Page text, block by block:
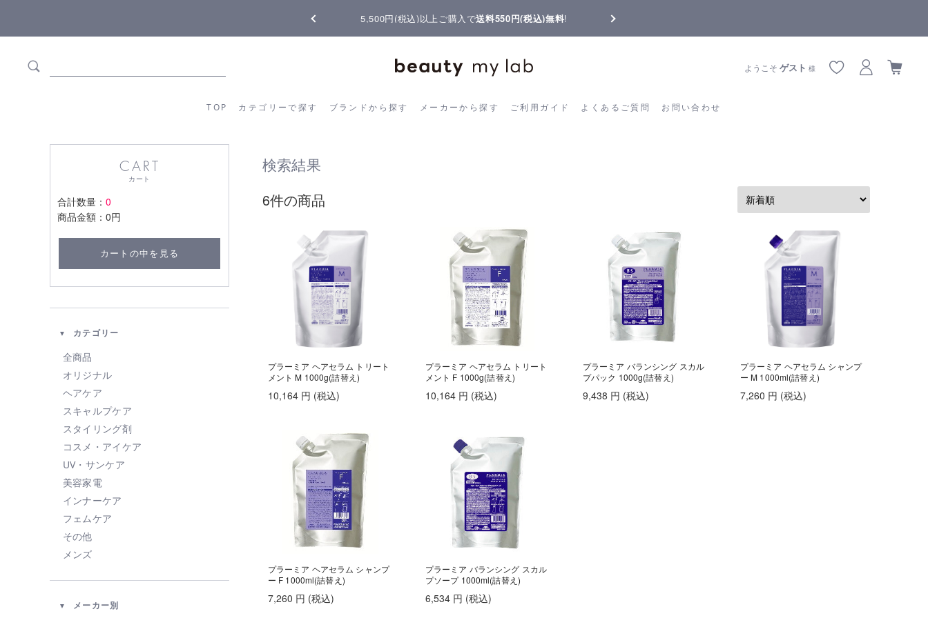
【重要】熊本地震の影響によりお届けに遅延が生じております
TOP カテゴリーで探す ブランドから探す メーカーから探す ご利用ガイド よくあるご質問 お問い合わせ
ようこそゲスト 様
カテゴリーから探す ブランドから探す メーカーから探す ご利用ガイド よくあるご質問
CART
カート
合計数量： 0
商品金額： 0円
カートの中を見る
カテゴリー
全商品
オリジナル
ヘアケア
スキャルプケア
スタイリング剤
コスメ・アイケア
UV・サンケア
美容家電
インナーケア
フェムケア
その他
メンズ
メーカー別
検索結果
6件の商品
プラーミア ヘアセラム トリート
メント M 1000g(詰替え)
10,164 円 (税込)
プラーミア ヘアセラム トリート
メント F 1000g(詰替え)
10,164 円 (税込)
プラーミア バランシング スカル
プパック 1000g(詰替え)
9,438 円 (税込)
プラーミア ヘアセラム シャンプ
ー M 1000ml(詰替え)
7,260 円 (税込)
プラーミア ヘアセラム シャンプ
ー F 1000ml(詰替え)
7,260 円 (税込)
プラーミア バランシング スカル
プソープ 1000ml(詰替え)
6,534 円 (税込)